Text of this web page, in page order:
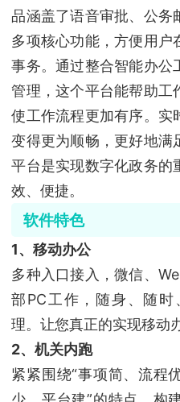
品涵盖了语音审批、公务
多项核心功能，方便用户
事务。通过整合智能办公
管理，这个平台能帮助工
使工作流程更加有序。实
变得更为顺畅，更好地满
平台是实现数字化政务的
效、便捷。
软件特色
1、移动办公
多种入口接入，微信、
部PC工作，随身、随
理。让您真正的实现移动
2、机关内跑
紧紧围绕“事项简、流程